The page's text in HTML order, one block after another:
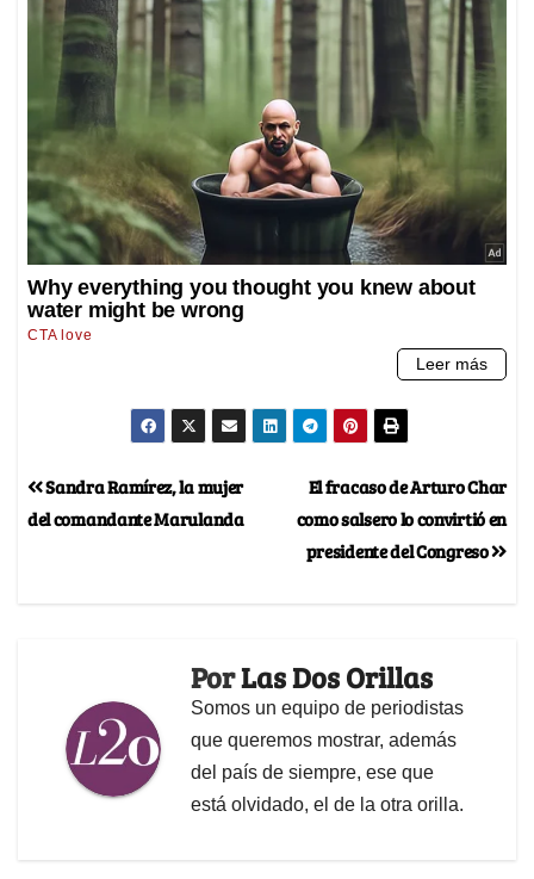
El fracaso de Arturo Char
como salsero lo convirtió en
presidente del Congreso
Sandra Ramírez, la mujer
del comandante Marulanda
PorLas Dos Orillas
Somos un equipo de periodistas
que queremos mostrar, además
del país de siempre, ese que
está olvidado, el de la otra orilla.